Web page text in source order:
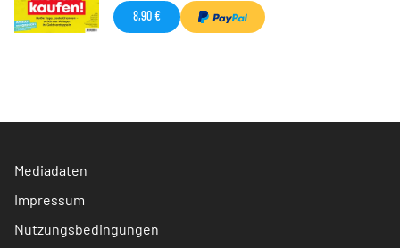
8,90 €
Mediadaten
Impressum
Nutzungsbedingungen